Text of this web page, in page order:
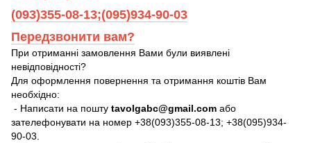
(093)355-08-13;(095)934-90-03
Передзвонити вам?
При отриманні замовлення Вами були виявлені
невідповідності?
Для оформлення повернення та отримання коштів Вам
необхідно:
- Написати на пошту tavolgabc@gmail.com або
зателефонувати на номер +38(093)355-08-13; +38(095)934-
90-03.